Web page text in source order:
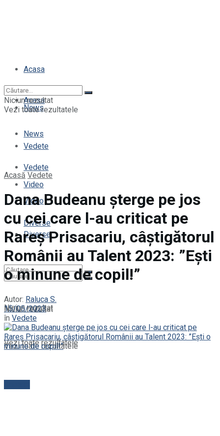
Acasa
News
Vedete
Video
Diverse
Niciun rezultat
Vezi toate rezultatele
Acasa
News
Vedete
Video
Diverse
Niciun rezultat
Vezi toate rezultatele
Niciun rezultat
Vezi toate rezultatele
Acasă Vedete
Dana Budeanu șterge pe jos
cu cei care l-au criticat pe
Rareș Prisacariu, câștigătorul
Românii au Talent 2023: ”Ești
o minune de copil!”
Autor: Raluca S.
15/05/2023
în Vedete